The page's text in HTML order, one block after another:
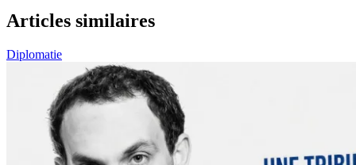
Articles similaires
Diplomatie